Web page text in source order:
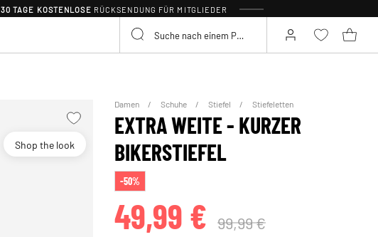
30 TAGE KOSTENLOSE RÜCKSENDUNG FÜR MITGLIEDER
Shop the look
Damen Schuhe Stiefel Stiefeletten
EXTRA WEITE - KURZER
BIKERSTIEFEL
-50%
49,99 € 99,99 €